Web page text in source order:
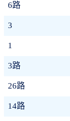
6路
3
1
3路
26路
14路